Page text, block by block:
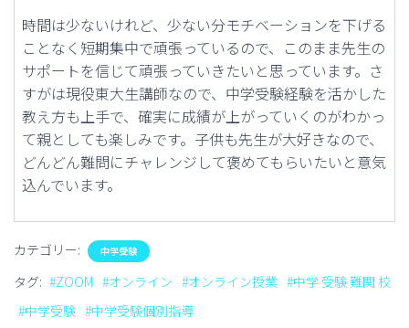
時間は少ないけれど、少ない分モチベーションを下げる
ことなく短期集中で頑張っているので、このまま先生の
サポートを信じて頑張っていきたいと思っています。さ
すがは現役東大生講師なので、中学受験経験を活かした
教え方も上手で、確実に成績が上がっていくのがわかっ
て親としても楽しみです。子供も先生が大好きなので、
どんどん難問にチャレンジして褒めてもらいたいと意気
込んでいます。
カテゴリー: 中学受験
タグ: #ZOOM #オンライン #オンライン授業 #中学 受験 難関 校
#中学受験 #中学受験個別指導